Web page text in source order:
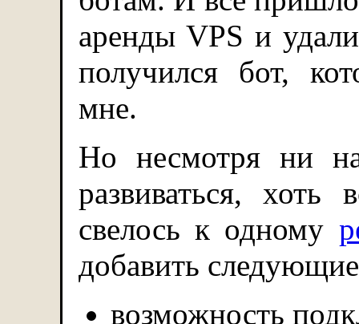
аренды VPS и
получился бот,
мне.
Но несмотря ни
развиваться, хоть
свелось к одному
добавить
возможность